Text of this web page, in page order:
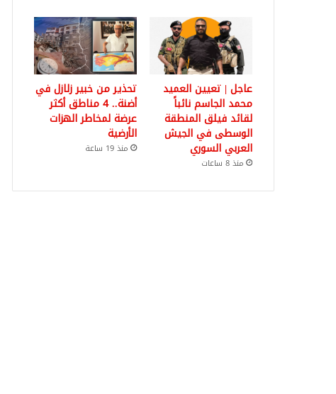
عاجل | تعيين العميد
محمد الجاسم نائباً
لقائد فيلق المنطقة
الوسطى في الجيش
العربي السوري
منذ 8 ساعات
تحذير من خبير زلازل في
أضنة.. 4 مناطق أكثر
عرضة لمخاطر الهزات
الأرضية
منذ 19 ساعة